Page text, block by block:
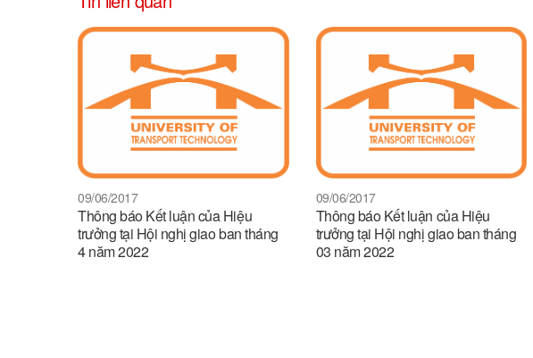
09/06/2017
Thông báo Kết luận của Hiệu
trưởng tại Hội nghị giao ban tháng
4 năm 2022
09/06/2017
Thông báo Kết luận của Hiệu
trưởng tại Hội nghị giao ban tháng
03 năm 2022